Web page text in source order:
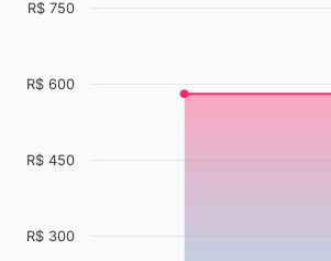
R$ 300
R$ 450
R$ 600
R$ 750